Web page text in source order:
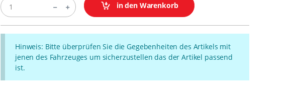
in den Warenkorb
Hinweis: Bitte überprüfen Sie die Gegebenheiten des Artikels mit
jenen des Fahrzeuges um sicherzustellen das der Artikel passend
ist.